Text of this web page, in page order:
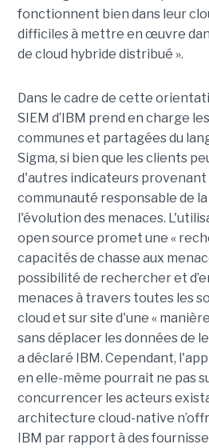
fonctionnent bien dans leur
difficiles à mettre en œuvre
de cloud hybride distribué ».
Dans le cadre de cette
SIEM d’IBM prend en charge
communes et partagées du
Sigma, si bien que les clients
d'autres indicateurs
communauté responsable de
l'évolution des menaces.
open source promet une «
capacités de chasse aux
possibilité de rechercher et
menaces à travers toutes les
cloud et sur site d'une «
sans déplacer les données de
a déclaré IBM. Cependant,
en elle-même pourrait ne pas
concurrencer les acteurs
architecture cloud-native
IBM par rapport à des